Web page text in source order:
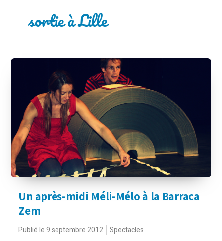
sortie à Lille
Un après-midi Méli-Mélo à la Barraca
Zem
Publié le 9 septembre 2012 Spectacles